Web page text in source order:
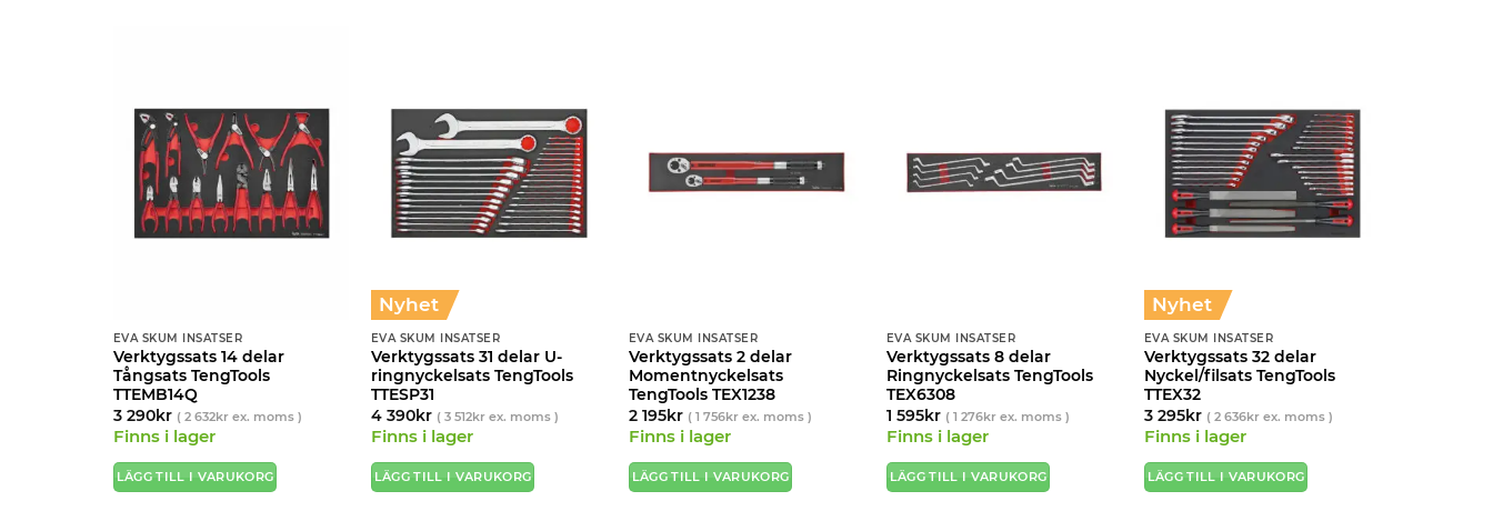
EVA SKUM INSATSER
Verktygssats 14 delar
Tångsats TengTools
TTEMB14Q
3 290kr ( 2 632krex. moms )
Finns i lager
LÄGG TILL I VARUKORG
Nyhet
EVA SKUM INSATSER
Verktygssats 31 delar U-
ringnyckelsats TengTools
TTESP31
4 390kr ( 3 512krex. moms )
Finns i lager
LÄGG TILL I VARUKORG
EVA SKUM INSATSER
Verktygssats 2 delar
Momentnyckelsats
TengTools TEX1238
2 195kr ( 1 756krex. moms )
Finns i lager
LÄGG TILL I VARUKORG
EVA SKUM INSATSER
Verktygssats 8 delar
Ringnyckelsats TengTools
TEX6308
1 595kr ( 1 276krex. moms )
Finns i lager
LÄGG TILL I VARUKORG
Nyhet
EVA SKUM INSATSER
Verktygssats 32 delar
Nyckel/filsats TengTools
TTEX32
3 295kr ( 2 636krex. moms )
Finns i lager
LÄGG TILL I VARUKORG